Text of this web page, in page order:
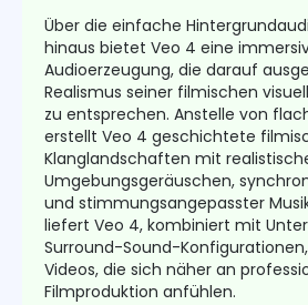
Über die einfache
hinaus bietet Veo 4 eine
Audioerzeugung, die darauf
Realismus seiner filmischen
zu entsprechen. Anstelle von
erstellt Veo 4 geschichtete
Klanglandschaften mit
Umgebungsgeräuschen,
und stimmungsangepasster
liefert Veo 4, kombiniert mit
Surround-Sound-
Videos, die sich näher an
Filmproduktion anfühlen.